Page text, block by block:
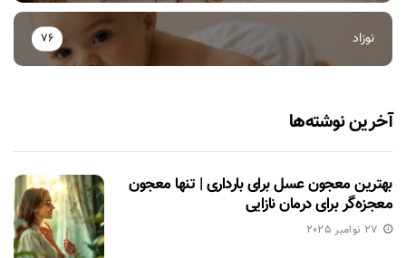
نوزاد 76
آخرین نوشته‌ها
بهترین معجون عسل برای بارداری | تنها معجون
معجزه‌گر برای درمان نازایی
27 نوامبر 2025